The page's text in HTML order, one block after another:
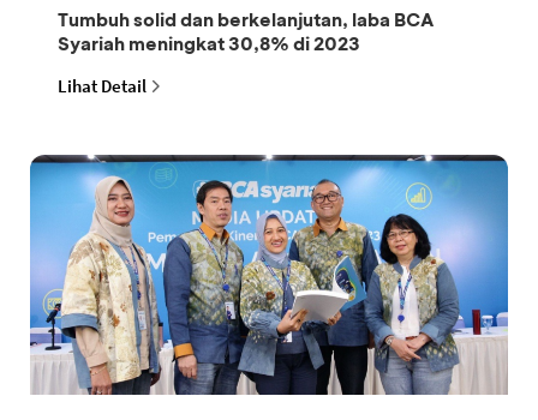
Tumbuh solid dan berkelanjutan, laba BCA
Syariah meningkat 30,8% di 2023
Lihat Detail